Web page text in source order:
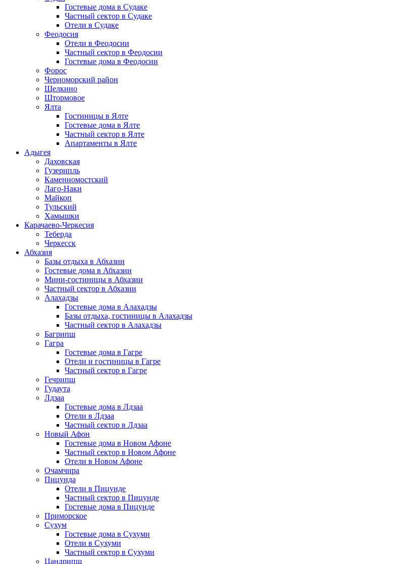
Гостевые дома в Судаке
Частный сектор в Судаке
Отели в Судаке
Феодосия
Отели в Феодосии
Частный сектор в Феодосии
Гостевые дома в Феодосии
Форос
Черноморский район
Щелкино
Штормовое
Ялта
Гостиницы в Ялте
Гостевые дома в Ялте
Частный сектор в Ялте
Апартаменты в Ялте
Адыгея
Даховская
Гузерипль
Каменномостский
Лаго-Наки
Майкоп
Тульский
Хамышки
Карачаево-Черкесия
Теберда
Черкесск
Абхазия
Базы отдыха в Абхазии
Гостевые дома в Абхазии
Мини-гостиницы в Абхазии
Частный сектор в Абхазии
Алахадзы
Гостевые дома в Алахадзы
Базы отдыха, гостиницы в Алахадзы
Частный сектор в Алахадзы
Багрипш
Гагра
Гостевые дома в Гагре
Отели и гостиницы в Гагре
Частный сектор в Гагре
Гечрипш
Гудаута
Лдзаа
Гостевые дома в Лдзаа
Отели в Лдзаа
Частный сектор в Лдзаа
Новый Афон
Гостевые дома в Новом Афоне
Частный сектор в Новом Афоне
Отели в Новом Афоне
Очамчира
Пицунда
Отели в Пицунде
Частный сектор в Пицунде
Гостевые дома в Пицунде
Приморское
Сухум
Гостевые дома в Сухуми
Отели в Сухуми
Частный сектор в Сухуми
Цандрипш